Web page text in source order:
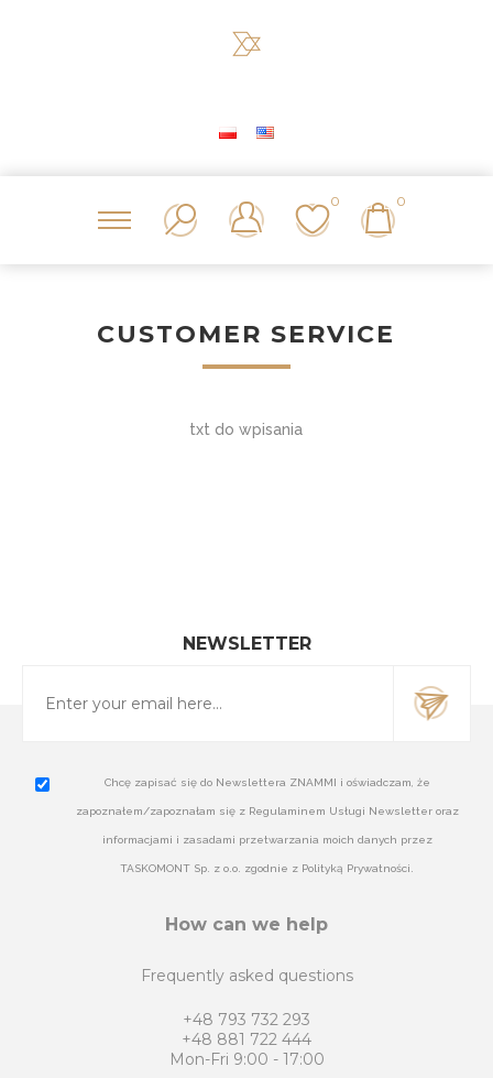
0 0
CUSTOMER SERVICE
txt do wpisania
NEWSLETTER
Chcę zapisać się do Newslettera ZNAMMI i oświadczam, że
zapoznałem/zapoznałam się z Regulaminem Usługi Newsletter oraz
informacjami i zasadami przetwarzania moich danych przez
TASKOMONT Sp. z o.o. zgodnie z Polityką Prywatności.
How can we help
Frequently asked questions
+48 793 732 293
+48 881 722 444
Mon-Fri 9:00 - 17:00